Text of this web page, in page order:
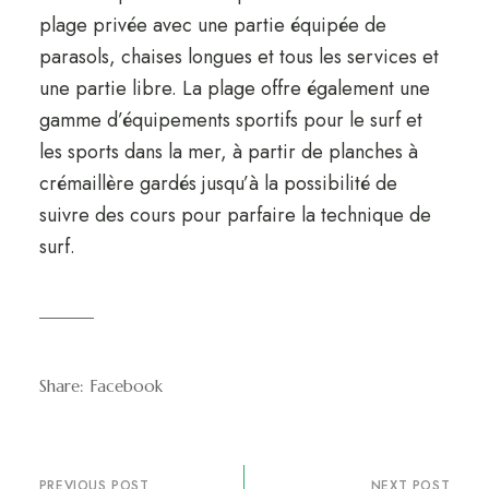
plage privée avec une partie équipée de
parasols, chaises longues et tous les services et
une partie libre. La plage offre également une
gamme d’équipements sportifs pour le surf et
les sports dans la mer, à partir de planches à
crémaillère gardés jusqu’à la possibilité de
suivre des cours pour parfaire la technique de
surf.
Share: Facebook